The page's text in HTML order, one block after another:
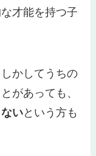
才能を持つ子
かしてうちの
があっても、
いという方も